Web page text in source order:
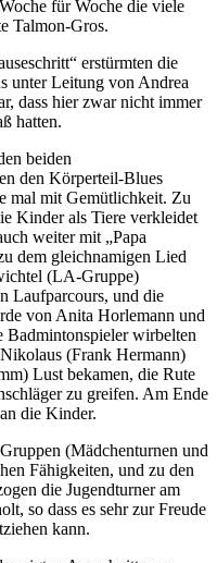
für Woche die viele
Talmon-Gros.
erstürmten die
unter Leitung von Andrea
dass hier zwar nicht immer
hatten.
beiden
den Körperteil-Blues
mal mit Gemütlichkeit. Zu
Kinder als Tiere verkleidet
weiter mit „Papa
dem gleichnamigen Lied
(LA-Gruppe)
Laufparcours, und die
von Anita Horlemann und
Badmintonspieler wirbelten
(Frank Hermann)
Lust bekamen, die Rute
zu greifen. Am Ende
die Kinder.
(Mädchenturnen und
Fähigkeiten, und zu den
die Jugendturner am
so dass es sehr zur Freude
kann.